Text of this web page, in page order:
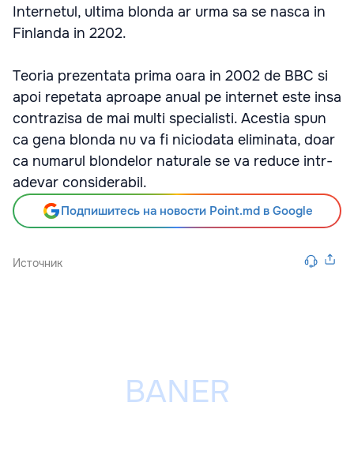
Internetul, ultima blonda ar urma sa se nasca in
Finlanda in 2202.
Teoria prezentata prima oara in 2002 de BBC si
apoi repetata aproape anual pe internet este insa
contrazisa de mai multi specialisti. Acestia spun
ca gena blonda nu va fi niciodata eliminata, doar
ca numarul blondelor naturale se va reduce intr-
adevar considerabil.
Подпишитесь на новости Point.md в Google
Источник